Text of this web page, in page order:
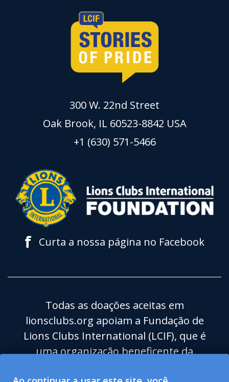
300 W. 22nd Street
Oak Brook, IL 60523-8842 USA
+1 (630) 571-5466
f Curta a nossa página no Facebook
Todas as doações aceitas em
lionsclubs.org apoiam a Fundação de
Lions Clubs International (LCIF), que é
uma organização beneficente da